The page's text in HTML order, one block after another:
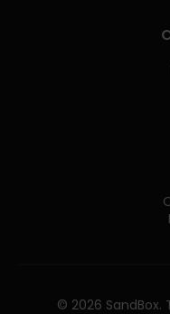
© 2026 SandBox.